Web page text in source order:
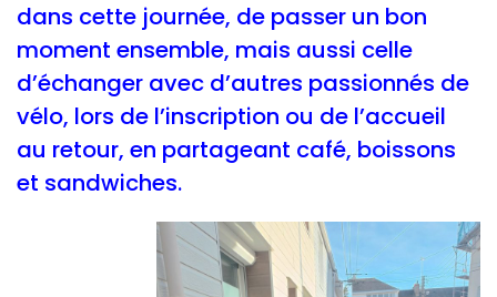
dans cette journée, de passer un bon
moment ensemble, mais aussi celle
d’échanger avec d’autres passionnés de
vélo, lors de l’inscription ou de l’accueil
au retour, en partageant café, boissons
et sandwiches.